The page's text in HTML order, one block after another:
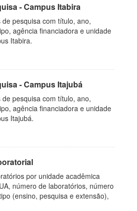
- Campus Itabira
pesquisa com título, ano,
agência financiadora e unidade
Itabira.
- Campus Itajubá
pesquisa com título, ano,
agência financiadora e unidade
Itajubá.
por unidade acadêmica
número de laboratórios, número
(ensino, pesquisa e extensão),